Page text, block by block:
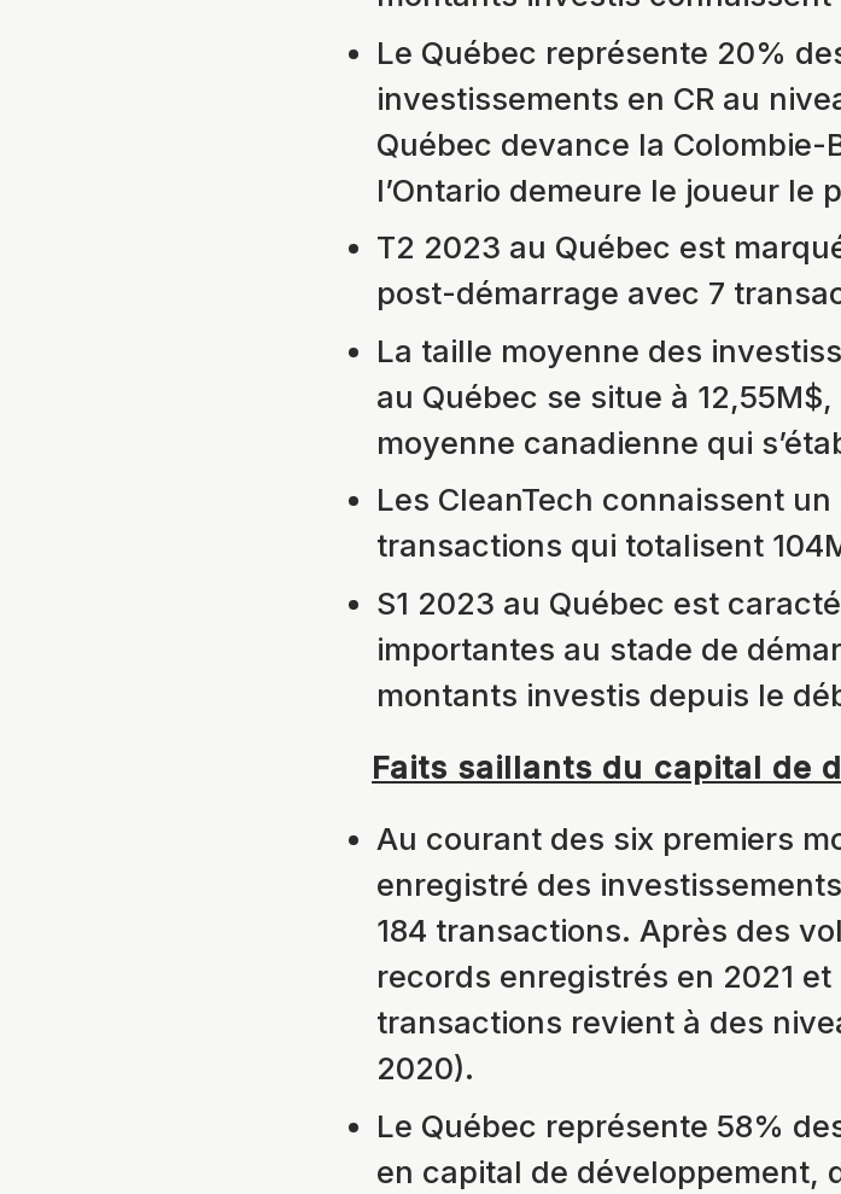
Le Québec représente 20%
investissements en CR au
Québec devance la
l’Ontario demeure le joueur le
T2 2023 au Québec est
post-démarrage avec 7
La taille moyenne des
au Québec se situe à
moyenne canadienne qui
Les CleanTech connaissent
transactions qui totalisent
S1 2023 au Québec est
importantes au stade de
montants investis depuis le
Faits saillants du capital de
Au courant des six premiers
enregistré des
184 transactions. Après des
records enregistrés en 2021
transactions revient à des
2020).
Le Québec représente 58%
en capital de développement,